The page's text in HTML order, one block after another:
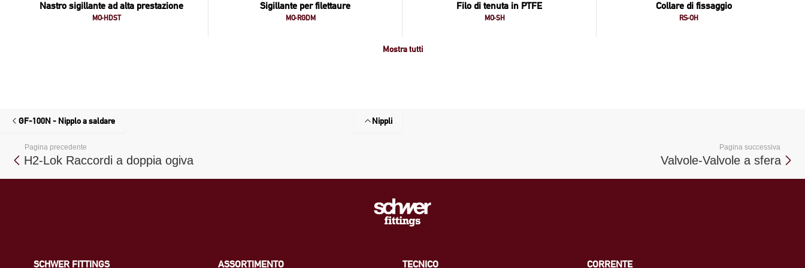
Nastro sigillante ad alta prestazione
MO-HDST
Sigillante per filettaure
MO-RGDM
Filo di tenuta in PTFE
MO-SH
Collare di fissaggio
RS-OH
Mostra tutti
GF-100N - Nipplo a saldare Nippli
Pagina precedente
H2-Lok Raccordi a doppia ogiva
Pagina successiva
Valvole-Valvole a sfera
SCHWER FITTINGS ASSORTIMENTO TECNICO CORRENTE